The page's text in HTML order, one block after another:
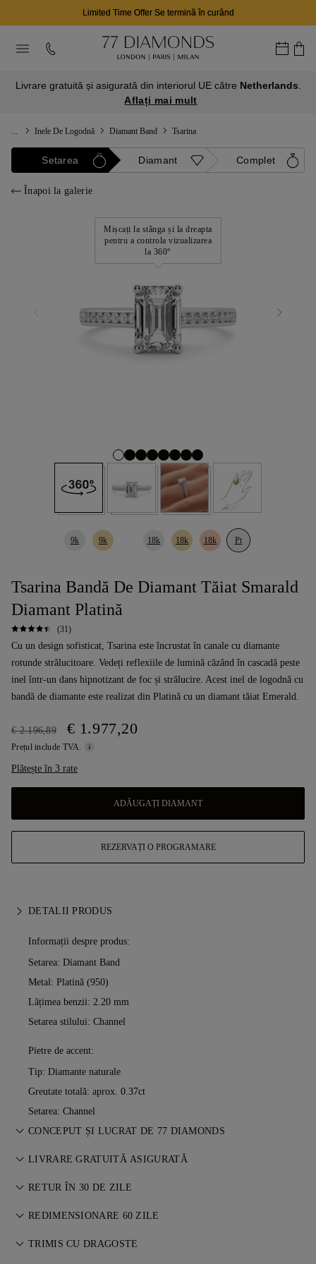
Limited Time Offer Se termină în curând
Livrare gratuită și asigurată din interiorul UE către Netherlands
Aflați mai mult
Inele De Logodnă Diamant Band Tsarina
Setarea Diamant Complet
Înapoi la galerie
Mișcați la stânga și la dreapta
pentru a controla vizualizarea
la 360°
9k 9k 18k 18k 18k Pt
Tsarina Bandă De Diamant Tăiat Smarald
Diamant Platină
(31)
Cu un design sofisticat, Tsarina este încrustat în canale cu diamante
rotunde strălucitoare. Vedeți reflexiile de lumină căzând în cascadă peste
inel într-un dans hipnotizant de foc și strălucire. Acest inel de logodnă cu
bandă de diamante este realizat din Platină cu un diamant tăiat Emerald.
€ 2.196,89 € 1.977,20
Prețul include TVA.
Plătește în 3 rate
ADĂUGAȚI DIAMANT
REZERVAȚI O PROGRAMARE
DETALII PRODUS
Informații despre produs:
Setarea: Diamant Band
Metal: Platină (950)
Lățimea benzii: 2.20 mm
Setarea stilului: Channel
Pietre de accent:
Tip: Diamante naturale
Greutate totală: aprox. 0.37ct
Setarea: Channel
CONCEPUT ȘI LUCRAT DE 77 DIAMONDS
Arta bijuteriilor, perfecționată piesă cu piesă de maeștrii 77
LIVRARE GRATUITĂ ASIGURATĂ
Toate taxele poștale sunt gratuite, indiferent unde locuiți. Vă
serviciul de livrare specială FedEx sau DHL, direct la ușa
evita orice probleme cu livrarea. Pentru anumite articole de
RETUR ÎN 30 DE ZILE
Dacă nu ești pe deplin mulțumit, poți returna sau schimba
REDIMENSIONARE 60 ZILE
Pentru o potrivire perfectă, 77 Diamonds oferă
TRIMIS CU DRAGOSTE